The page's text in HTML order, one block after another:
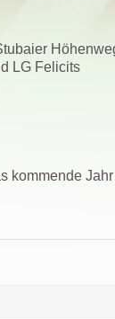
LG Felicits
kommende